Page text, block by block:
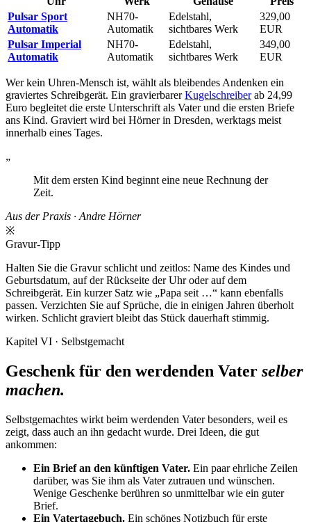
Pulsar Sport
Automatik
NH70-
Automatik
Edelstahl,
sichtbares Werk
329,00
EUR
Pulsar Imperial
Automatik
NH70-
Automatik
Edelstahl,
sichtbares Werk
349,00
EUR
Wer kein Uhren-Mensch ist, wählt als bleibendes Andenken ein
graviertes Schreibgerät. Ein gravierbarerKugelschreiberab 24,99
Euro begleitet die erste Unterschrift als Vater und die ersten Briefe
ans Kind. Graviert wird bei Hörner in Dresden, werktags meist
innerhalb eines Tages.
„
Mit dem ersten Kind beginnt eine neue Rechnung der
Zeit.
Aus der Praxis · Andre Hörner
※
Gravur-Tipp
Halten Sie die Gravur schlicht und zeitlos: Name des Kindes und
Geburtsdatum, auf der Rückseite der Uhr oder auf dem
Schreibgerät. Ein kurzer Satz wie „Papa seit …“ kann ebenfalls
passen. Verzichten Sie auf Sprüche, die in einigen Jahren überholt
wirken. Schlicht graviert bleibt das Stück dauerhaft stimmig.
Kapitel VI · Selbstgemacht
Geschenk für den werdenden Vater selber
machen.
Selbstgemachtes wirkt beim werdenden Vater besonders, weil es
zeigt, dass auch an ihn gedacht wurde. Drei Ideen, die gut
ankommen:
Ein Brief an den künftigen Vater. Ein paar ehrliche Zeilen
darüber, was Sie ihm als Vater zutrauen und wünschen.
Wenige Geschenke berühren so unmittelbar wie ein guter
Brief.
Ein Vatertagebuch. Ein schönes Notizbuch für erste